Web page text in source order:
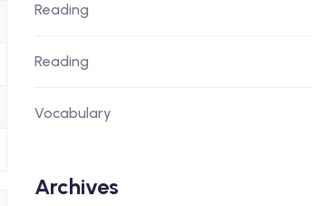
Reading
Reading
Vocabulary
Archives